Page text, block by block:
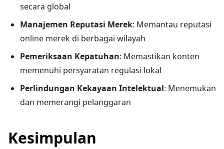
secara global
Manajemen Reputasi Merek: Memantau reputasi
online merek di berbagai wilayah
Pemeriksaan Kepatuhan: Memastikan konten
memenuhi persyaratan regulasi lokal
Perlindungan Kekayaan Intelektual: Menemukan
dan memerangi pelanggaran
Kesimpulan